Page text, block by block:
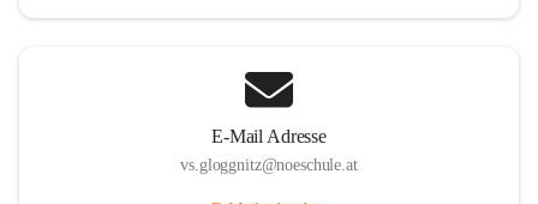
E-Mail Adresse
vs.gloggnitz@noeschule.at